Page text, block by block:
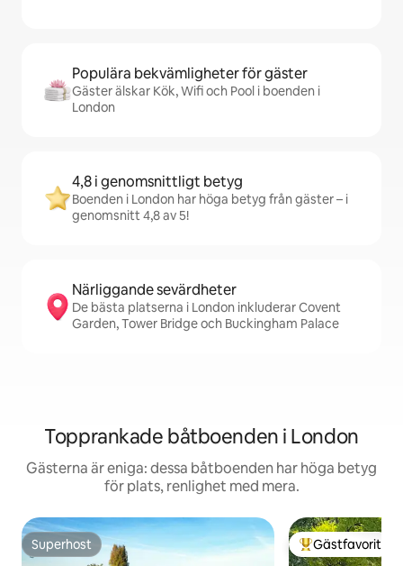
Populära bekvämligheter för gäster
Gäster älskar Kök, Wifi och Pool i boenden i
London
4,8 i genomsnittligt betyg
Boenden i London har höga betyg från gäster – i
genomsnitt 4,8 av 5!
Närliggande sevärdheter
De bästa platserna i London inkluderar Covent
Garden, Tower Bridge och Buckingham Palace
Topprankade båtboenden i London
Gästerna är eniga: dessa båtboenden har höga betyg
för plats, renlighet med mera.
Superhost
Superhost Populär
Gästfavorit